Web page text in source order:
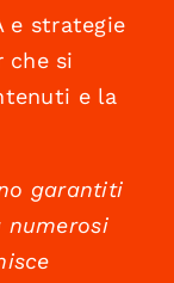
e strategie
che si
e la
garantiti
numerosi